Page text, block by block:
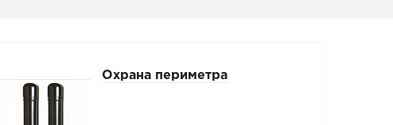
Охрана периметра